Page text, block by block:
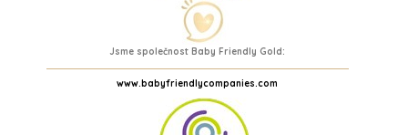
Jsme společnost Baby Friendly Gold:
www.babyfriendlycompanies.com